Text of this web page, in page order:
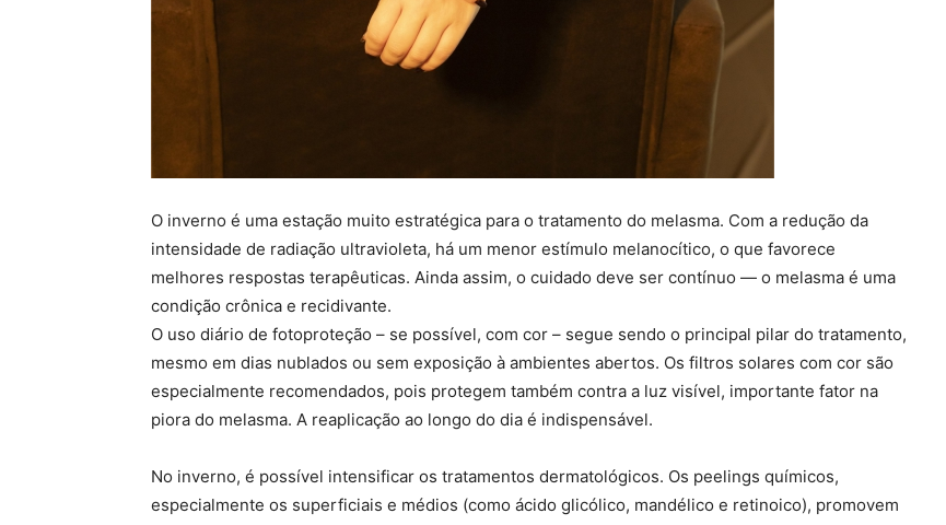
O inverno é uma estação muito estratégica para o tratamento do melasma. Com a redução da
intensidade de radiação ultravioleta, há um menor estímulo melanocítico, o que favorece
melhores respostas terapêuticas. Ainda assim, o cuidado deve ser contínuo — o melasma é uma
condição crônica e recidivante.
O uso diário de fotoproteção – se possível, com cor – segue sendo o principal pilar do tratamento,
mesmo em dias nublados ou sem exposição à ambientes abertos. Os filtros solares com cor são
especialmente recomendados, pois protegem também contra a luz visível, importante fator na
piora do melasma. A reaplicação ao longo do dia é indispensável.
No inverno, é possível intensificar os tratamentos dermatológicos. Os peelings químicos,
especialmente os superficiais e médios (como ácido glicólico, mandélico e retinoico), promovem